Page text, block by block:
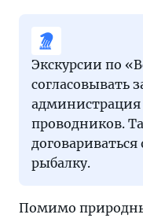
Экскурсии по
согласовывать
проводников.
рыбалку.
Помимо